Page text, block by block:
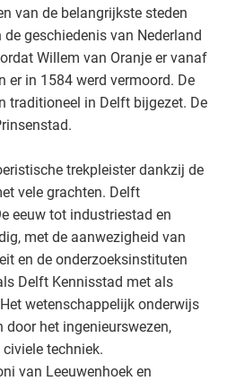
van de belangrijkste steden
geschiedenis van Nederland
Willem van Oranje er vanaf
er in 1584 werd vermoord. De
traditioneel in Delft bijgezet. De
trekpleister dankzij de
vele grachten. Delft
eeuw tot industriestad en
met de aanwezigheid van
en de onderzoeksinstituten
Delft Kennisstad met als
wetenschappelijk onderwijs
het ingenieurswezen,
techniek.
van Leeuwenhoek en